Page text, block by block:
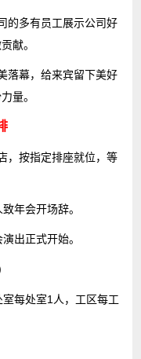
的多有员工展示公司好
献。
落幕，给来宾留下美好
量。
，按指定排座就位，等
年会开场辞。
出正式开始。
每处室1人，工区每工